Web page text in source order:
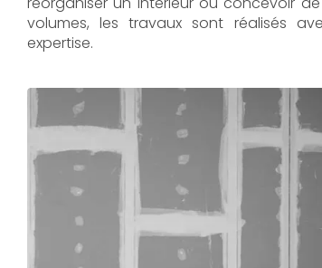
volumes, les travaux sont réalisés
expertise.